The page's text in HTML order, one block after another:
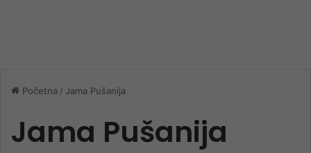
Početna / Jama Pušanija
Jama Pušanija